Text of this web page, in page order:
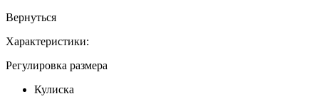
Вернуться
Характеристики:
Регулировка размера
Кулиска